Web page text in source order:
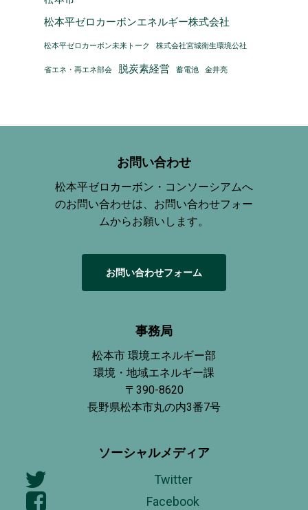
松本平ゼロカーボンエネルギー株式会社
松本平ゼロカーボン未来トーク 株式会社宮城衛生環境公社
省エネ・再エネ部会 脱炭素経営 蓄電池 金井亮
お問い合わせ
松本平ゼロカーボン・コンソーシアムへ
のお問い合わせは、お問い合わせフォー
ムからお願いします。
お問い合わせフォーム
事務局
松本市 環境エネルギー部
環境・地域エネルギー課
〒390-8620
長野県松本市丸の内3番7号
ソーシャルメディア
Twitter
Facebook